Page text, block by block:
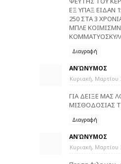
ΕΞ ΥΠΑΞ ΕΙΔΑΝ
250 ΣΤΑ 3
ΜΠΛΕ
Διαγραφή
ΑΝΏΝΥΜΟΣ
Κυριακή, Μαρτίου
ΓΙΑ ΔΕΙΞΕ ΜΑΣ
ΜΙΣΘΟΔΟΣΙΑΣ
Διαγραφή
ΑΝΏΝΥΜΟΣ
Κυριακή, Μαρτίου